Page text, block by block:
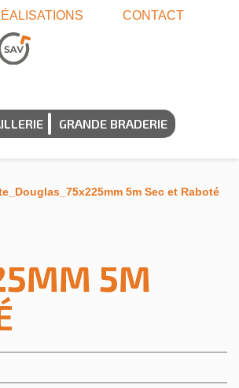
CONTACT
GRANDE BRADERIE
5m Sec et Raboté
5M